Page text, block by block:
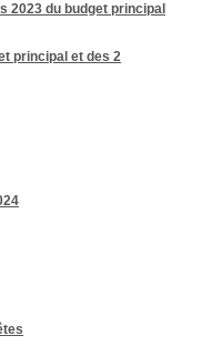
2023 du budget principal
principal et des 2